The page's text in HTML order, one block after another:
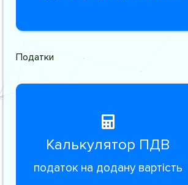
Податки
Калькулятор ПДВ
податок на додану вартість